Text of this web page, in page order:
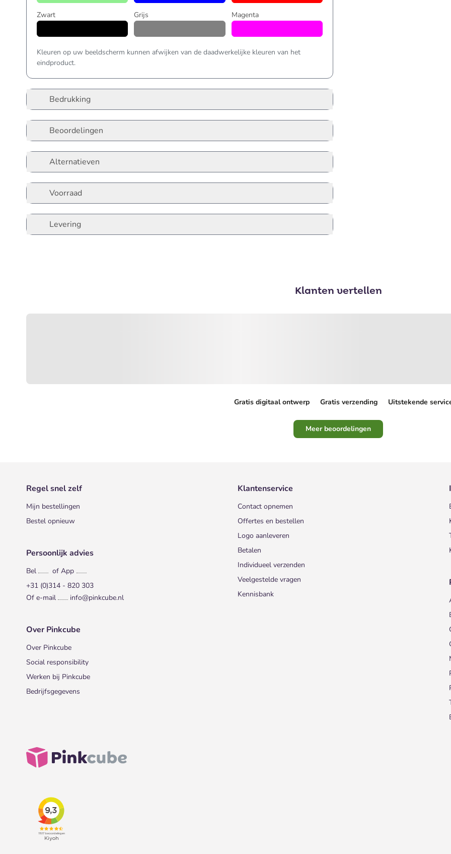
Zwart Grijs Magenta
Kleuren op uw beeldscherm kunnen afwijken van de daadwerkelijke kleuren van het
eindproduct.
Bedrukking
Beoordelingen
Alternatieven
Voorraad
Levering
Klanten vertellen
Gratis digitaal ontwerp Gratis verzending Uitstekende
Meer beoordelingen
Regel snel zelf
Mijn bestellingen
Bestel opnieuw
Persoonlijk advies
Bel
of App
+31 (0)314 - 820 303
Of e-mail
info@pinkcube.nl
Over Pinkcube
Over Pinkcube
Social responsibility
Werken bij Pinkcube
Bedrijfsgegevens
Klantenservice
Contact opnemen
Offertes en bestellen
Logo aanleveren
Betalen
Individueel verzenden
Veelgestelde vragen
Kennisbank